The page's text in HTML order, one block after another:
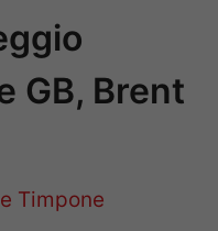
GB, Brent
Timpone